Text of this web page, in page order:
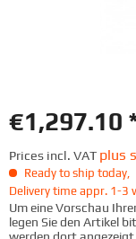
€1,297.10
Prices incl. VAT plus
Ready to ship today,
Delivery time appr. 1-3
Um eine Vorschau
legen Sie den Artikel